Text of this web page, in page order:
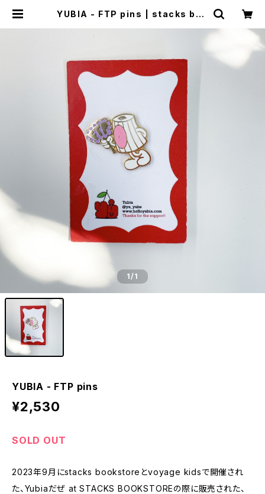
YUBIA - FTP pins | stacks boo
1/1
YUBIA - FTP pins
¥2,530
SOLD OUT
2023年9月にstacks bookstoreとvoyage kidsで開催され
た、Yubiaだぜ at STACKS BOOKSTOREの際に販売された、